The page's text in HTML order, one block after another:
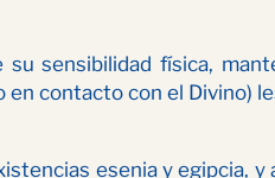
sensibilidad física,
contacto con el Divino)
esenia y egipcia,